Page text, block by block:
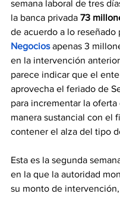
semana laboral de tres
la banca privada 73
de acuerdo a lo reseñado
Negocios apenas 3
en la intervención
parece indicar que el
aprovecha el feriado de
para incrementar la oferta
manera sustancial con el
contener el alza del tipo
Esta es la segunda
en la que la autoridad
su monto de